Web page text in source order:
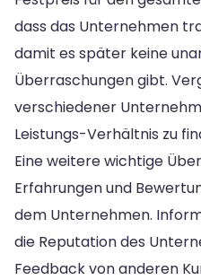
dass das Unternehmen
damit es später keine
Überraschungen gibt.
verschiedener
Leistungs-Verhältnis zu
Eine weitere wichtige
Erfahrungen und
dem Unternehmen.
die Reputation des
Feedback von anderen